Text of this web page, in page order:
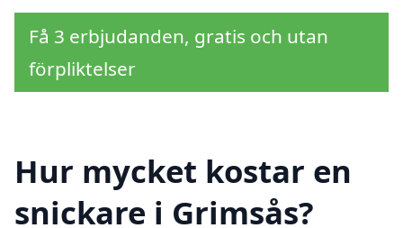
Få 3 erbjudanden, gratis och utan
förpliktelser
Hur mycket kostar en
snickare i Grimsås?